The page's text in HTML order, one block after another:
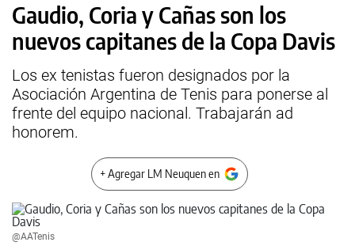
Gaudio, Coria y Cañas son los
nuevos capitanes de la Copa Davis
Los ex tenistas fueron designados por la
Asociación Argentina de Tenis para ponerse al
frente del equipo nacional. Trabajarán ad
honorem.
+ Agregar LM Neuquen en
@AATenis